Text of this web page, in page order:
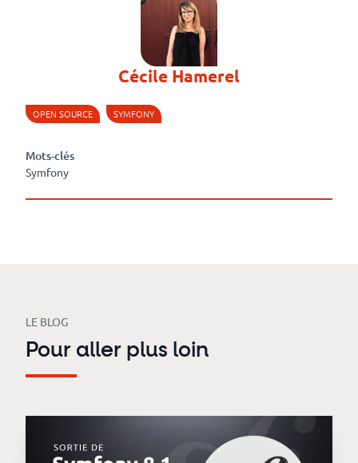
Cécile Hamerel
OPEN SOURCE SYMFONY
Mots-clés
Symfony
LE BLOG
Pour aller plus loin